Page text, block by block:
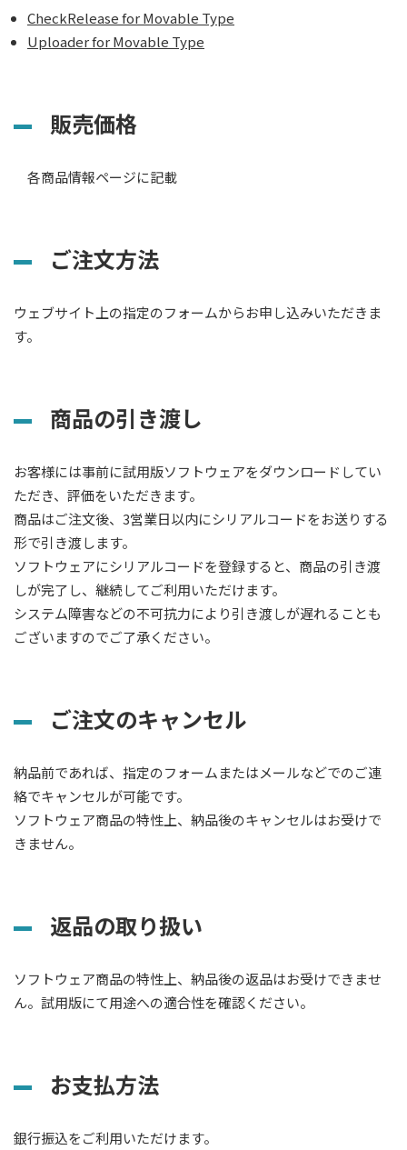
CheckRelease for Movable Type
Uploader for Movable Type
販売価格
各商品情報ページに記載
ご注文方法
ウェブサイト上の指定のフォームからお申し込みいただきま
す。
商品の引き渡し
お客様には事前に試用版ソフトウェアをダウンロードしてい
ただき、評価をいただきます。
商品はご注文後、3営業日以内にシリアルコードをお送りする
形で引き渡します。
ソフトウェアにシリアルコードを登録すると、商品の引き渡
しが完了し、継続してご利用いただけます。
システム障害などの不可抗力により引き渡しが遅れることも
ございますのでご了承ください。
ご注文のキャンセル
納品前であれば、指定のフォームまたはメールなどでのご連
絡でキャンセルが可能です。
ソフトウェア商品の特性上、納品後のキャンセルはお受けで
きません。
返品の取り扱い
ソフトウェア商品の特性上、納品後の返品はお受けできませ
ん。試用版にて用途への適合性を確認ください。
お支払方法
銀行振込をご利用いただけます。